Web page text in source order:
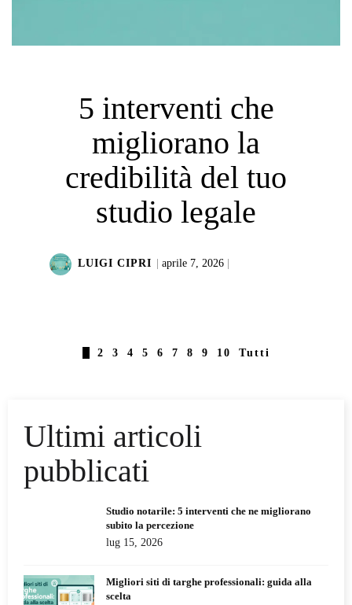
5 interventi che
migliorano la
credibilità del tuo
studio legale
LUIGI CIPRI aprile 7, 2026
2 3 4 5 6 7 8 9 10 Tutti
Ultimi articoli
pubblicati
Studio notarile: 5 interventi che ne migliorano
subito la percezione
lug 15, 2026
Migliori siti di targhe professionali: guida alla
scelta